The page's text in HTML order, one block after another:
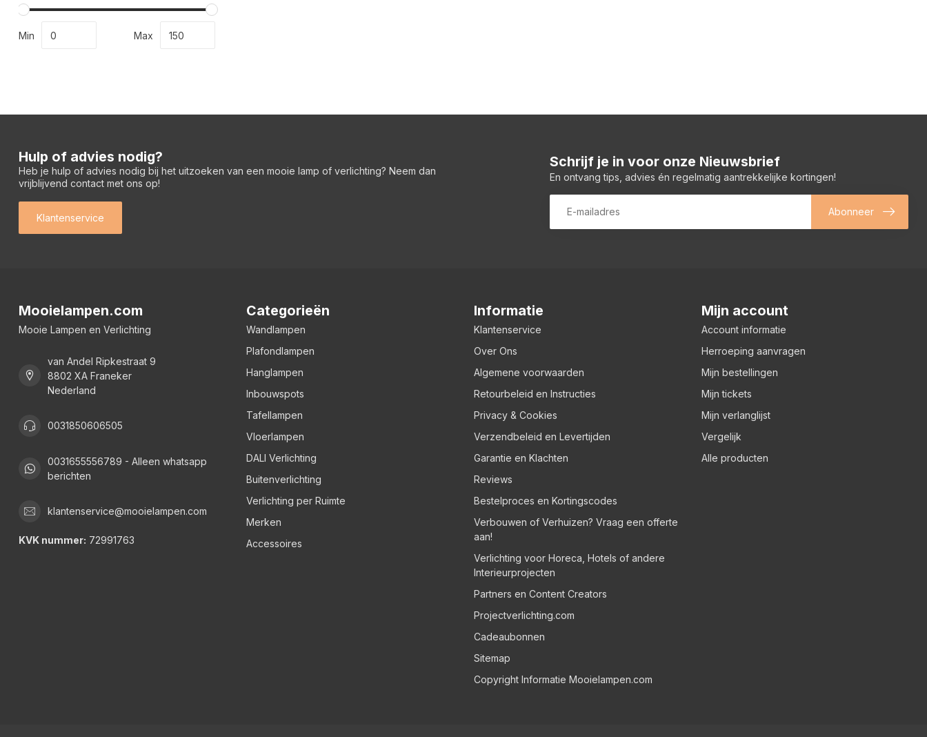
Min Max
Hulp of advies nodig?
Heb je hulp of advies nodig bij het uitzoeken van een mooie lamp of verlichting? Neem dan
vrijblijvend contact met ons op!
Klantenservice
Schrijf je in voor onze Nieuwsbrief
En ontvang tips, advies én regelmatig aantrekkelijke kortingen!
Abonneer
Mooielampen.com
Mooie Lampen en Verlichting
van Andel Ripkestraat 9
8802 XA Franeker
Nederland
0031850606505
0031655556789 - Alleen whatsapp
berichten
klantenservice@mooielampen.com
KVK nummer: 72991763
Categorieën
Wandlampen
Plafondlampen
Hanglampen
Inbouwspots
Tafellampen
Vloerlampen
DALI Verlichting
Buitenverlichting
Verlichting per Ruimte
Merken
Accessoires
Informatie
Klantenservice
Over Ons
Algemene voorwaarden
Retourbeleid en Instructies
Privacy & Cookies
Verzendbeleid en Levertijden
Garantie en Klachten
Reviews
Bestelproces en Kortingscodes
Verbouwen of Verhuizen? Vraag een offerte
aan!
Verlichting voor Horeca, Hotels of andere
Interieurprojecten
Partners en Content Creators
Projectverlichting.com
Cadeaubonnen
Sitemap
Copyright Informatie Mooielampen.com
Mijn account
Account informatie
Herroeping aanvragen
Mijn bestellingen
Mijn tickets
Mijn verlanglijst
Vergelijk
Alle producten